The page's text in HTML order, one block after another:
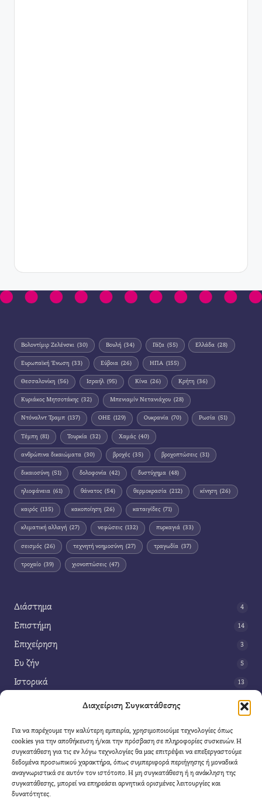
Διαχείριση Συγκατάθεσης
Για να παρέχουμε την καλύτερη εμπειρία, χρησιμοποιούμε τεχνολογίες όπως
cookies για την αποθήκευση ή/και την πρόσβαση σε πληροφορίες συσκευών. Η
συγκατάθεση για τις εν λόγω τεχνολογίες θα μας επιτρέψει να επεξεργαστούμε
δεδομένα προσωπικού χαρακτήρα, όπως συμπεριφορά περιήγησης ή μοναδικά
αναγνωριστικά σε αυτόν τον ιστότοπο. Η μη συγκατάθεση ή η ανάκληση της
συγκατάθεσης, μπορεί να επηρεάσει αρνητικά ορισμένες λειτουργίες και
δυνατότητες.
Βολοντίμιρ Ζελένσκι (30) Βουλή (34) Γάζα (55) Ελλάδα (28)
Ευρωπαϊκή Ένωση (33) Εύβοια (26) ΗΠΑ (155)
Θεσσαλονίκη (56) Ισραήλ (95) Κίνα (26) Κρήτη (36)
Κυριάκος Μητσοτάκης (32) Μπενιαμίν Νετανιάχου (28)
Ντόναλντ Τραμπ (137) ΟΗΕ (129) Ουκρανία (70) Ρωσία (51)
Τέμπη (81) Τουρκία (32) Χαμάς (40)
ανθρώπινα δικαιώματα (30) βροχές (35) βροχοπτώσεις (31)
δικαιοσύνη (51) δολοφονία (42) δυστύχημα (48)
ηλιοφάνεια (61) θάνατος (54) θερμοκρασία (212) κίνηση (26)
καιρός (135) κακοποίηση (26) καταιγίδες (71)
κλιματική αλλαγή (27) νεφώσεις (132) πυρκαγιά (33)
σεισμός (26) τεχνητή νοημοσύνη (27) τραγωδία (37)
τροχαίο (39) χιονοπτώσεις (47)
Διάστημα 4
Επιστήμη 14
Επιχείρηση 3
Ευ ζήν 5
Ιστορικά 13
42
Τέχνη 3
Τεχνολογία
Υγεία
Φαντασία